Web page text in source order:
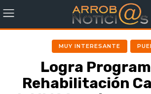
MUY INTERESANTE
Logra
Rehabilitación